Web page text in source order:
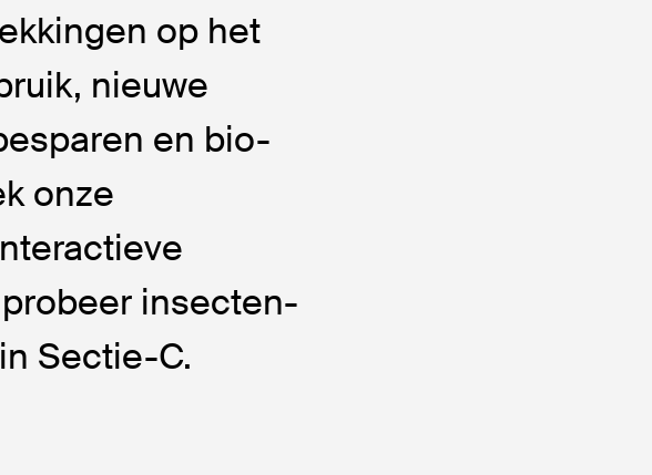
op het
nieuwe
en bio-
onze
insecten-
Sectie-C.